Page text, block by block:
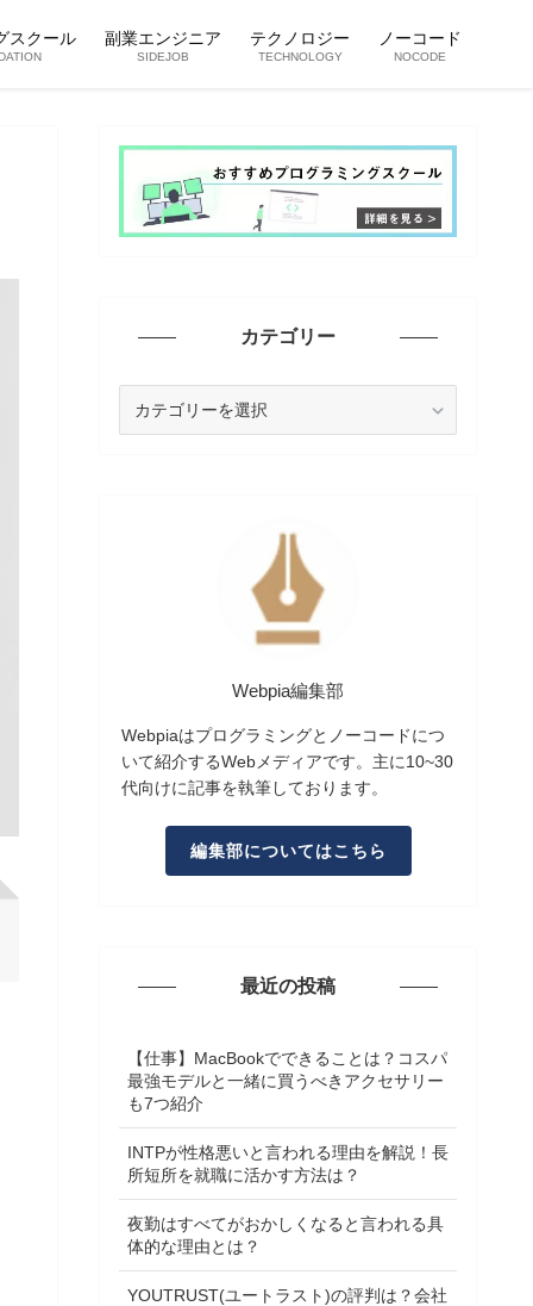
スクール 副業エンジニア
SIDEJOB
テクノロジー
TECHNOLOGY
ノーコード
NOCODE
カテゴリー
Webpia編集部
Webpiaはプログラミングとノーコードにつ
いて紹介するWebメディアです。主に10~30
代向けに記事を執筆しております。
編集部についてはこちら
最近の投稿
【仕事】MacBookでできることは？コスパ
最強モデルと一緒に買うべきアクセサリー
も7つ紹介
INTPが性格悪いと言われる理由を解説！長
所短所を就職に活かす方法は？
夜勤はすべてがおかしくなると言われる具
体的な理由とは？
YOUTRUST(ユートラスト)の評判は？会社